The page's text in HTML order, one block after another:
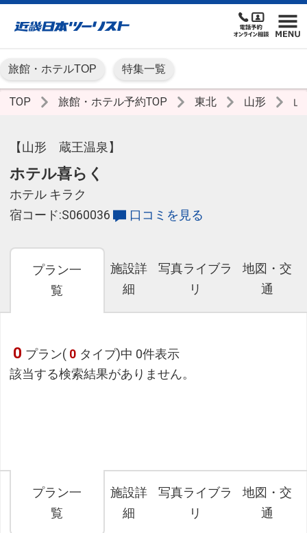
旅館・ホテルTOP 特集一覧
TOP 旅館・ホテル予約TOP 東北 山形
【山形 蔵王温泉】
ホテル喜らく
ホテル キラク
宿コード:S060036
口コミを見る
プラン一
覧
施設詳
細
写真ライブラ
リ
地図・交
通
0 プラン( 0 タイプ)中 0件表示
該当する検索結果がありません。
プラン一
覧
施設詳
細
写真ライブラ
リ
地図・交
通